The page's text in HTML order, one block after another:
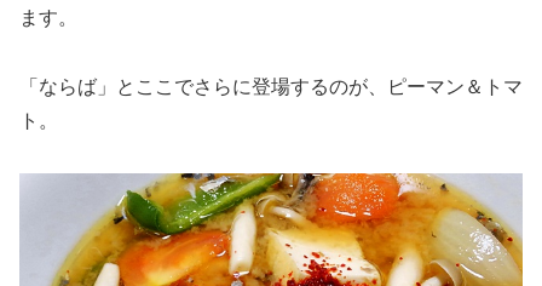
ます。
「ならば」とここでさらに登場するのが、ピーマン＆トマ
ト。